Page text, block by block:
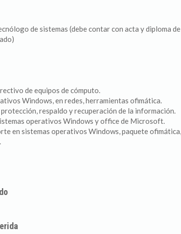
de sistemas (debe contar con acta y diploma
de equipos de cómputo.
Windows, en redes, herramientas ofimática.
respaldo y recuperación de la información.
operativos Windows y office de Microsoft.
en sistemas operativos Windows, paquete